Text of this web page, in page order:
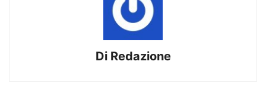
Di Redazione